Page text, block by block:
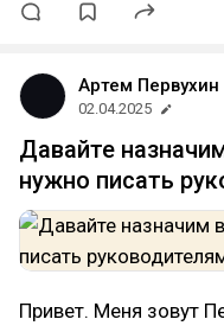
Артем Первухин
02.04.2025
Давайте
нужно писать
Привет. Меня зовут